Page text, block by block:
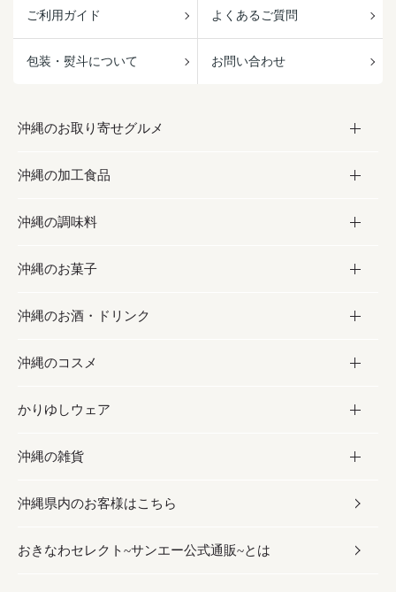
ご利用ガイド よくあるご質問
包装・熨斗について お問い合わせ
沖縄のお取り寄せグルメ
お取り寄せグルメ
フルーツ・野菜
お肉
海産物
沖縄の加工食品
加工食品
缶詰／パウチ
沖縄料理
沖縄そば／乾麺
レトルト食品
乾物／粉類
沖縄の調味料
調味料
砂糖／黒砂糖
塩
お酢／ドレッシング
しょうゆ
みそ
だし／スパイス／島唐辛子
沖縄のお菓子
お菓子
黒糖
ちんすこう
伝統菓子
スナック
おつまみ
沖縄のお酒・ドリンク
お酒・ドリンク
泡盛
ビール・チューハイ
ワイン・ウィスキー・カクテル
ドリンク
沖縄のコスメ
コスメ
スキンケア
ボディケア
ヘアケア
かりゆしウェア
かりゆしウェア
メンズ
レディース
沖縄の雑貨
雑貨
沖縄ファッション
沖縄県内のお客様はこちら
おきなわセレクト~サンエー公式通販~とは